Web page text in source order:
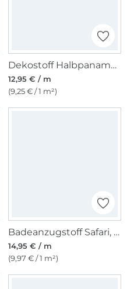
Dekostoff Halbpanama Anker und Streifen
12,95 € / m
(9,25 € / 1 m²)
Badeanzugstoff Safari, creme
14,95 € / m
(9,97 € / 1 m²)